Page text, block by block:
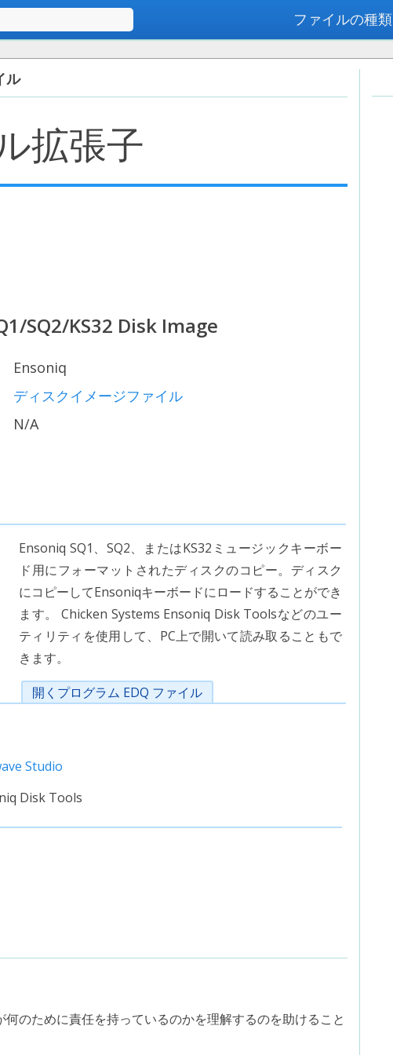
ファイルの種類
ル
拡張子
SQ2/KS32 Disk Image
Ensoniq
ディスクイメージファイル
N/A
Ensoniq SQ1、SQ2、またはKS32ミュージックキーボー
ド用にフォーマットされたディスクのコピー。ディスク
にコピーしてEnsoniqキーボードにロードすることができ
ます。 Chicken Systems Ensoniq Disk Toolsなどのユー
ティリティを使用して、PC上で開いて読み取ることもで
きます。
開くプログラム EDQ ファイル
Studio
Disk Tools
のために責任を持っているのかを理解するのを助けること